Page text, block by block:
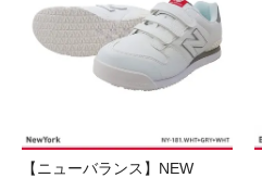
【ニューバランス】NEW